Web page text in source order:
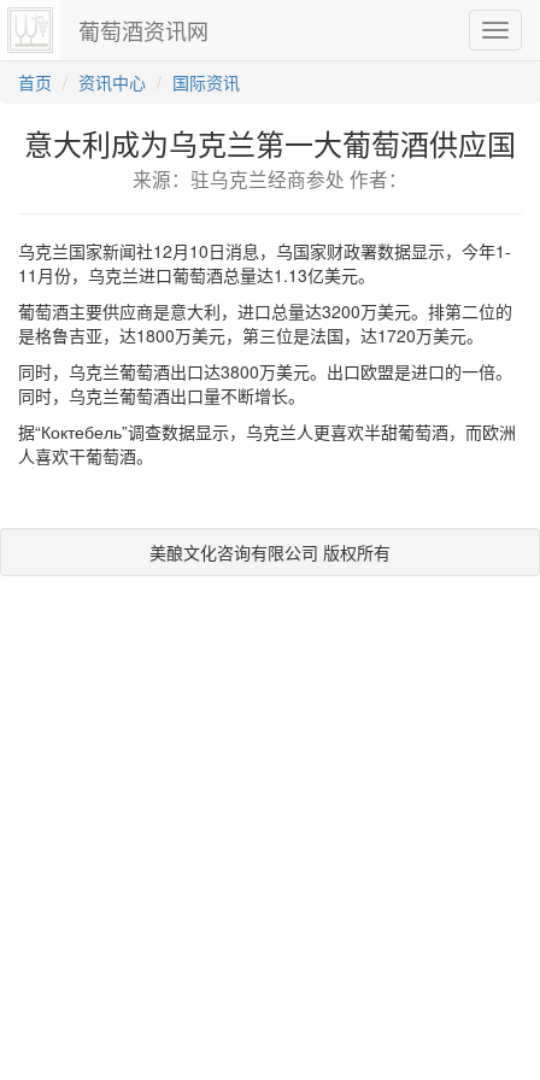
切
换
葡萄酒资讯网
首页 资讯中心 国际资讯
意大利成为乌克兰第一大葡萄酒供应国
来源：驻乌克兰经商参处 作者：
乌克兰国家新闻社12月10日消息，乌国家财政署数据显示，今年1-
11月份，乌克兰进口葡萄酒总量达1.13亿美元。
葡萄酒主要供应商是意大利，进口总量达3200万美元。排第二位的
是格鲁吉亚，达1800万美元，第三位是法国，达1720万美元。
同时，乌克兰葡萄酒出口达3800万美元。出口欧盟是进口的一倍。
同时，乌克兰葡萄酒出口量不断增长。
据“Коктебель”调查数据显示，乌克兰人更喜欢半甜葡萄酒，而欧洲
人喜欢干葡萄酒。
美酿文化咨询有限公司 版权所有